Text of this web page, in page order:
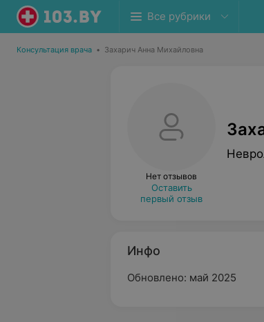
Все рубрики
Консультация врача • Захарич Анна Михайловна
Нет отзывов
Оставить
первый отзыв
Инфо
Обновлено: май 2025